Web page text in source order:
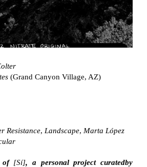
(Grand Canyon Village, AZ)
Resistance, Landscape, Marta López
of [Sí], a personal project curatedby